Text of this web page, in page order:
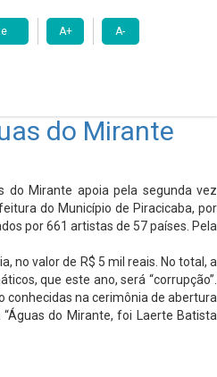
A+ A-
do Mirante
do Mirante apoia pela segunda vez
do Município de Piracicaba, por
por 661 artistas de 57 países. Pela
no valor de R$ 5 mil reais. No total, a
que este ano, será “corrupção”.
conhecidas na cerimônia de abertura
do Mirante, foi Laerte Batista